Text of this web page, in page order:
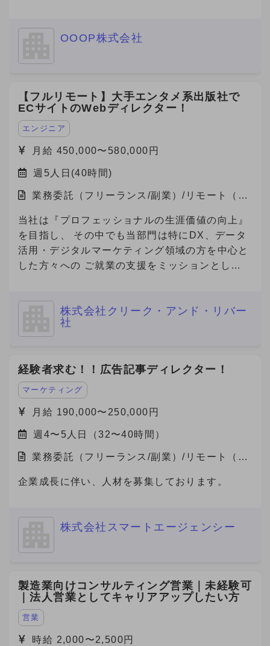
OOOP株式会社
【フルリモート】大手エンタメ系出版社で
ECサイトのWebディレクター！
エンジニア
月給 450,000〜580,000円
週5人日(40時間)
業務委託（フリーランス/副業）/リモート（在
当社は『プロフェッショナルの生涯価値の向上』
を目指し、 その中でも当部門は特にDX、データ
活用・デジタルマーケティング領域の方を中心と
した方々への ご就業の支援をミッションとして
株式会社クリーク・アンド・リバー
社
経験者求む！！広告記事ディレクター！
マーケティング
月給 190,000〜250,000円
週4〜5人日（32〜40時間）
業務委託（フリーランス/副業）/リモート（在
企業成長に伴い、人材を募集しております。
株式会社スマートエージェンシー
製造業向けコンサルティング営業｜未経験可
｜法人営業としてキャリアアップしたい方
営業
時給 2,000〜2,500円